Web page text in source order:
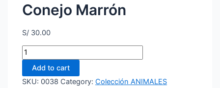
Conejo Marrón
S/ 30.00
Conejo
Marrón
quantity
Add to cart
SKU: 0038 Category:Colección ANIMALES